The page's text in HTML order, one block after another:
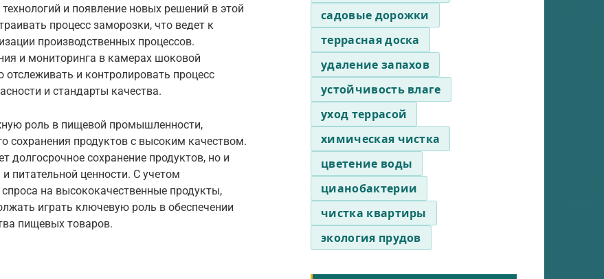
и появление новых решений в этой
процесс заморозки, что ведет к
производственных процессов.
и мониторинга в камерах шоковой
и контролировать процесс
и стандарты качества.
роль в пищевой промышленности,
сохранения продуктов с высоким качеством.
долгосрочное сохранение продуктов, но и
питательной ценности. С учетом
на высококачественные продукты,
играть ключевую роль в обеспечении
пищевых товаров.
садовые дорожки
террасная доска
удаление запахов
устойчивость влаге
уход террасой
химическая чистка
цветение воды
цианобактерии
чистка квартиры
экология прудов